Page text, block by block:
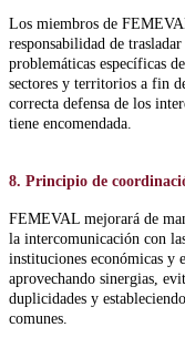
Los miembros de
responsabilidad de
problemáticas específicas
sectores y territorios a fin
correcta defensa de los
tiene encomendada.
8. Principio de
FEMEVAL mejorará de
la intercomunicación con
instituciones económicas y
aprovechando sinergias,
duplicidades y
comunes.